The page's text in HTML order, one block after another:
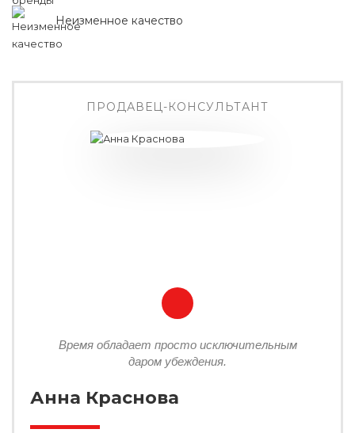
Неизменное качество
ПРОДАВЕЦ-КОНСУЛЬТАНТ
Время обладает просто исключительным
даром убеждения.
Анна Краснова